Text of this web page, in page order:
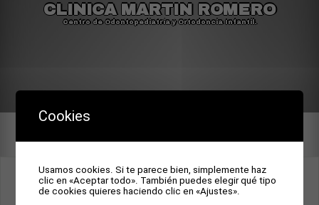
CLINICA MARTIN ROMERO
Centro de Odontopediatría y Ortodoncia Infantil.
TRATAMIENTO ORTOPÉDICO
PREQUIRÚRGICO DE LA
Cookies
Usamos cookies. Si te parece bien, simplemente haz
clic en «Aceptar todo». También puedes elegir qué tipo
de cookies quieres haciendo clic en «Ajustes».